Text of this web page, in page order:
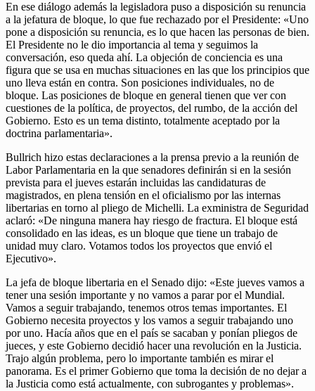
En ese diálogo además la legisladora puso a disposición su renuncia
a la jefatura de bloque, lo que fue rechazado por el Presidente: «Uno
pone a disposición su renuncia, es lo que hacen las personas de bien.
El Presidente no le dio importancia al tema y seguimos la
conversación, eso queda ahí. La objeción de conciencia es una
figura que se usa en muchas situaciones en las que los principios que
uno lleva están en contra. Son posiciones individuales, no de
bloque. Las posiciones de bloque en general tienen que ver con
cuestiones de la política, de proyectos, del rumbo, de la acción del
Gobierno. Esto es un tema distinto, totalmente aceptado por la
doctrina parlamentaria».
Bullrich hizo estas declaraciones a la prensa previo a la reunión de
Labor Parlamentaria en la que senadores definirán si en la sesión
prevista para el jueves estarán incluidas las candidaturas de
magistrados, en plena tensión en el oficialismo por las internas
libertarias en torno al pliego de Michelli. La exministra de Seguridad
aclaró: «De ninguna manera hay riesgo de fractura. El bloque está
consolidado en las ideas, es un bloque que tiene un trabajo de
unidad muy claro. Votamos todos los proyectos que envió el
Ejecutivo».
La jefa de bloque libertaria en el Senado dijo: «Este jueves vamos a
tener una sesión importante y no vamos a parar por el Mundial.
Vamos a seguir trabajando, tenemos otros temas importantes. El
Gobierno necesita proyectos y los vamos a seguir trabajando uno
por uno. Hacía años que en el país se sacaban y ponían pliegos de
jueces, y este Gobierno decidió hacer una revolución en la Justicia.
Trajo algún problema, pero lo importante también es mirar el
panorama. Es el primer Gobierno que toma la decisión de no dejar a
la Justicia como está actualmente, con subrogantes y problemas».